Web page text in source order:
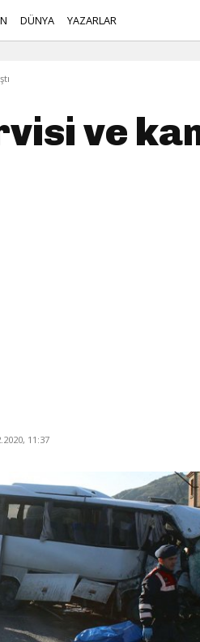
DÜNYA YAZARLAR
ve
11:37